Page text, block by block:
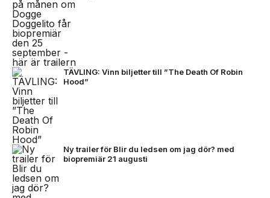
TÄVLING: Vinn biljetter till ”The Death Of Robin
Hood”
Ny trailer för Blir du ledsen om jag dör? med
biopremiär 21 augusti